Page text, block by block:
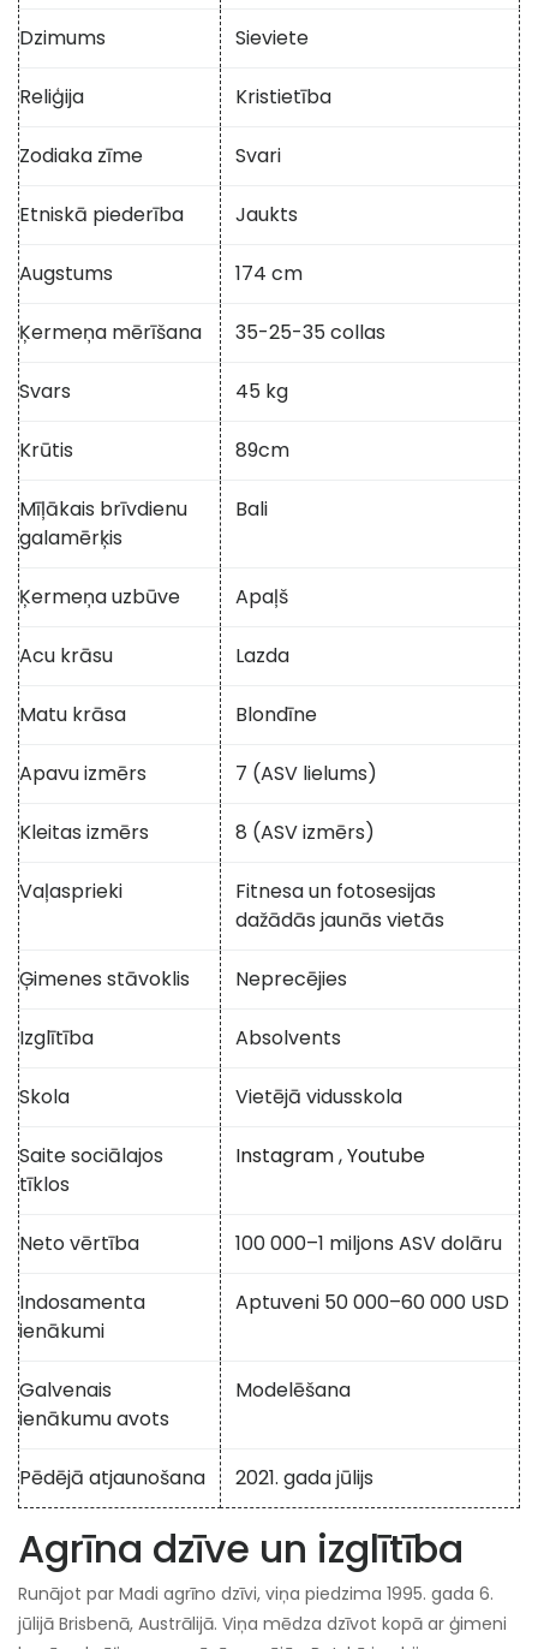
Dzimums Sieviete
Reliģija Kristietība
Zodiaka zīme Svari
Etniskā piederība Jaukts
Augstums 174 cm
Ķermeņa mērīšana 35-25-35 collas
Svars 45 kg
Krūtis 89cm
Mīļākais brīvdienu
galamērķis
Bali
Ķermeņa uzbūve Apaļš
Acu krāsu Lazda
Matu krāsa Blondīne
Apavu izmērs 7 (ASV lielums)
Kleitas izmērs 8 (ASV izmērs)
Vaļasprieki
Fitnesa un fotosesijas
dažādās jaunās vietās
Ģimenes stāvoklis Neprecējies
Izglītība Absolvents
Skola Vietējā vidusskola
Saite sociālajos
tīklos
Instagram,Youtube
Neto vērtība 100 000–1 miljons ASV dolāru
Indosamenta
ienākumi
Aptuveni 50 000–60 000 USD
Galvenais
ienākumu avots
Modelēšana
Pēdējā atjaunošana 2021. gada jūlijs
Agrīna dzīve un izglītība
Runājot par Madi agrīno dzīvi, viņa piedzima 1995. gada 6.
jūlijā Brisbenā, Austrālijā. Viņa mēdza dzīvot kopā ar ģimeni